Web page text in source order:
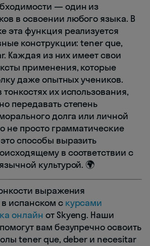
— один из
в освоении любого языка. В
эта функция реализуется
конструкции: tener que,
Каждая из них имеет свои
применения, которые
даже опытных учеников.
их использования,
передавать степень
долга или личной
не просто грамматические
способы выразить
в соответствии с
культурой. 🌍
выражения
испанском с курсами
онлайн от Skyeng. Наши
вам безупречно освоить
tener que, deber и necesitar